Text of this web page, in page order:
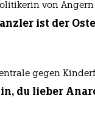
von Angern
ist der
gegen
du lieber